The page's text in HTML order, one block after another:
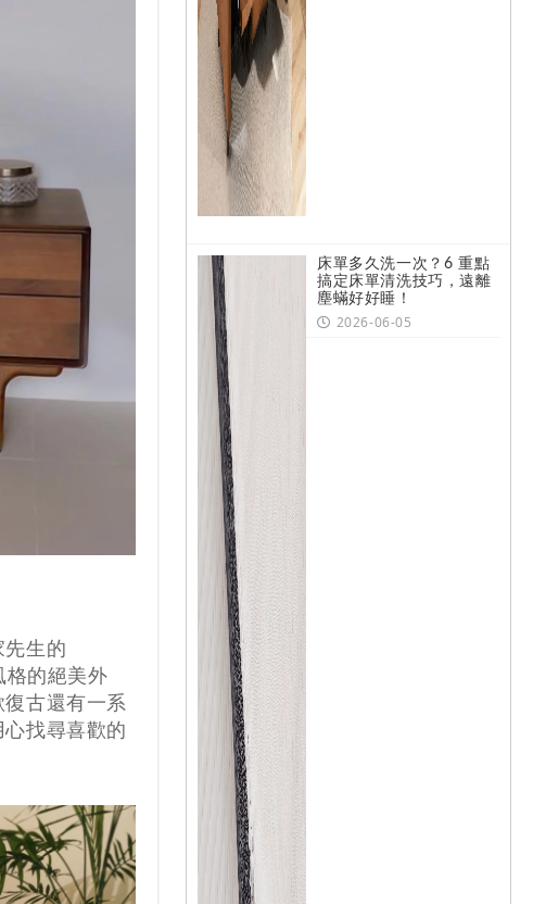
先生的
格的絕美外
古還有一系
找尋喜歡的
床單多久洗一次？6 重點
搞定床單清洗技巧，遠離
塵蟎好好睡！
2026-06-05